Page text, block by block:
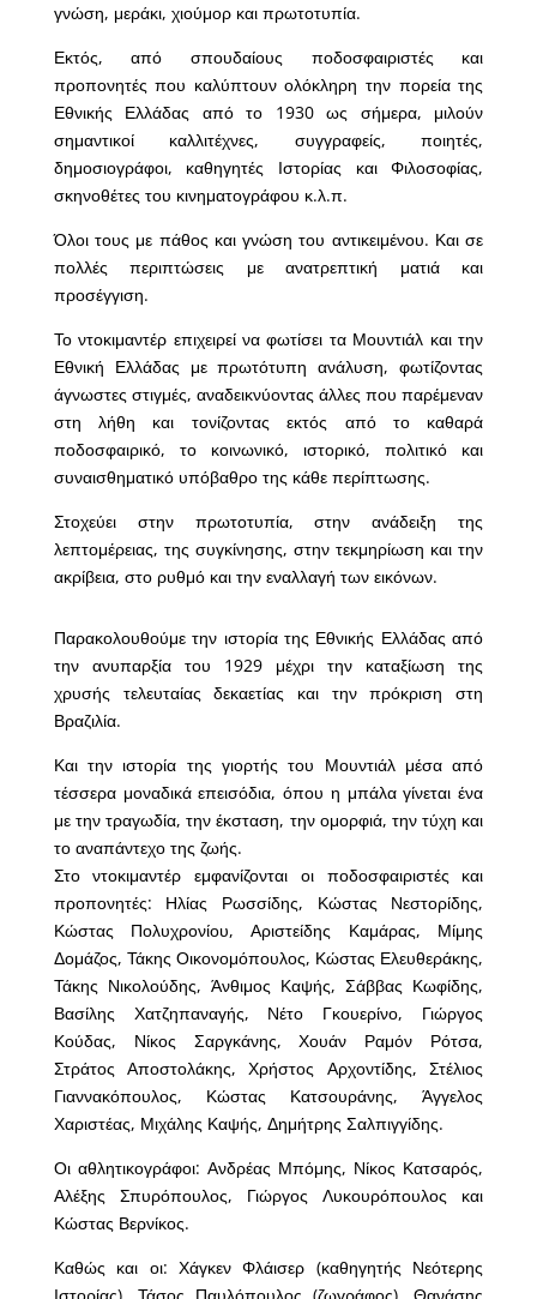
γνώση, μεράκι, χιούμορ και πρωτοτυπία.
Εκτός, από σπουδαίους ποδοσφαιριστές και
προπονητές που καλύπτουν ολόκληρη την πορεία της
Εθνικής Ελλάδας από το 1930 ως σήμερα, μιλούν
σημαντικοί καλλιτέχνες, συγγραφείς, ποιητές,
δημοσιογράφοι, καθηγητές Ιστορίας και Φιλοσοφίας,
σκηνοθέτες του κινηματογράφου κ.λ.π.
Όλοι τους με πάθος και γνώση του αντικειμένου. Και σε
πολλές περιπτώσεις με ανατρεπτική ματιά και
προσέγγιση.
Το ντοκιμαντέρ επιχειρεί να φωτίσει τα Μουντιάλ και την
Εθνική Ελλάδας με πρωτότυπη ανάλυση, φωτίζοντας
άγνωστες στιγμές, αναδεικνύοντας άλλες που παρέμεναν
στη λήθη και τονίζοντας εκτός από το καθαρά
ποδοσφαιρικό, το κοινωνικό, ιστορικό, πολιτικό και
συναισθηματικό υπόβαθρο της κάθε περίπτωσης.
Στοχεύει στην πρωτοτυπία, στην ανάδειξη της
λεπτομέρειας, της συγκίνησης, στην τεκμηρίωση και την
ακρίβεια, στο ρυθμό και την εναλλαγή των εικόνων.
Παρακολουθούμε την ιστορία της Εθνικής Ελλάδας από
την ανυπαρξία του 1929 μέχρι την καταξίωση της
χρυσής τελευταίας δεκαετίας και την πρόκριση στη
Βραζιλία.
Και την ιστορία της γιορτής του Μουντιάλ μέσα από
τέσσερα μοναδικά επεισόδια, όπου η μπάλα γίνεται ένα
με την τραγωδία, την έκσταση, την ομορφιά, την τύχη και
το αναπάντεχο της ζωής.
Στο ντοκιμαντέρ εμφανίζονται οι ποδοσφαιριστές και
προπονητές: Ηλίας Ρωσσίδης, Κώστας Νεστορίδης,
Κώστας Πολυχρονίου, Αριστείδης Καμάρας, Μίμης
Δομάζος, Τάκης Οικονομόπουλος, Κώστας Ελευθεράκης,
Τάκης Νικολούδης, Άνθιμος Καψής, Σάββας Κωφίδης,
Βασίλης Χατζηπαναγής, Νέτο Γκουερίνο, Γιώργος
Κούδας, Νίκος Σαργκάνης, Χουάν Ραμόν Ρότσα,
Στράτος Αποστολάκης, Χρήστος Αρχοντίδης, Στέλιος
Γιαννακόπουλος, Κώστας Κατσουράνης, Άγγελος
Χαριστέας, Μιχάλης Καψής, Δημήτρης Σαλπιγγίδης.
Οι αθλητικογράφοι: Ανδρέας Μπόμης, Νίκος Κατσαρός,
Αλέξης Σπυρόπουλος, Γιώργος Λυκουρόπουλος και
Κώστας Βερνίκος.
Καθώς και οι: Χάγκεν Φλάισερ (καθηγητής Νεότερης